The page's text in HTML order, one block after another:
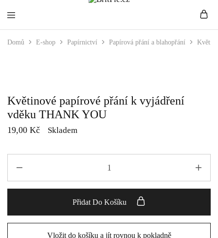
BritPie.cz
Loving
English
Domů E-shop Papírnictví Papírová přání a blahopřání
Květinové papírové přání k vyjádření
vděku THANK YOU
19,00 Kč Skladem
Přidat Do Košíku
Vložit do košíku a jít rovnou k pokladně